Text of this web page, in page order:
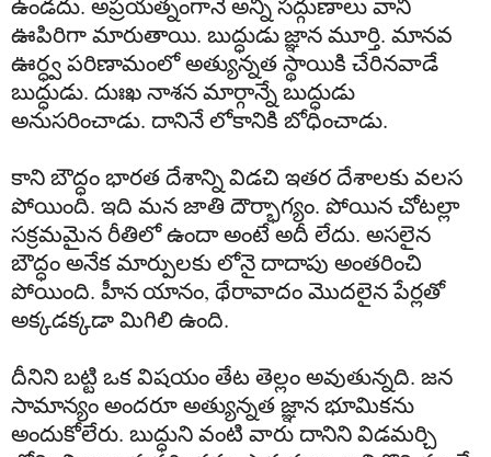
ఊపిరిగామారుతాయి. బుద్ధుడుజ్ఞానమూర్తి. మానవ
ఊర్ధ్వపరిణామంలోఅత్యున్నతస్థాయికి చేరినవాడే
బుద్ధుడు. దుఃఖనాశనమార్గాన్నేబుద్ధుడు
అనుసరించాడు. దానినేలోకానికి బోధించాడు.
కానిబౌద్ధంభారతదేశాన్నివిడచి ఇతరదేశాలకువలస
పోయింది. ఇది మనజాతిదౌర్భాగ్యం. పోయినచోటల్లా
సక్రమమైనరీతిలోఉందాఅంటేఅదీ లేదు. అసలైన
బౌద్ధంఅనేకమార్పులకులోనైదాదాపు అంతరించి
పోయింది. హీనయానం, థేరావాదంమొదలైనపేర్లతో
అక్కడక్కడామిగిలిఉంది.
దీనినిబట్టిఒకవిషయంతేటతెల్లంఅవుతున్నది. జన
సామాన్యంఅందరూఅత్యున్నతజ్ఞానభూమికను
అందుకోలేరు. బుద్ధునివంటివారుదానినివిడమర్చి